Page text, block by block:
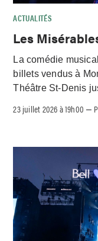
ACTUALITÉS
Les
La comédie
billets vendus à
Théâtre St-Denis
23 juillet 2026 à 19h00 –